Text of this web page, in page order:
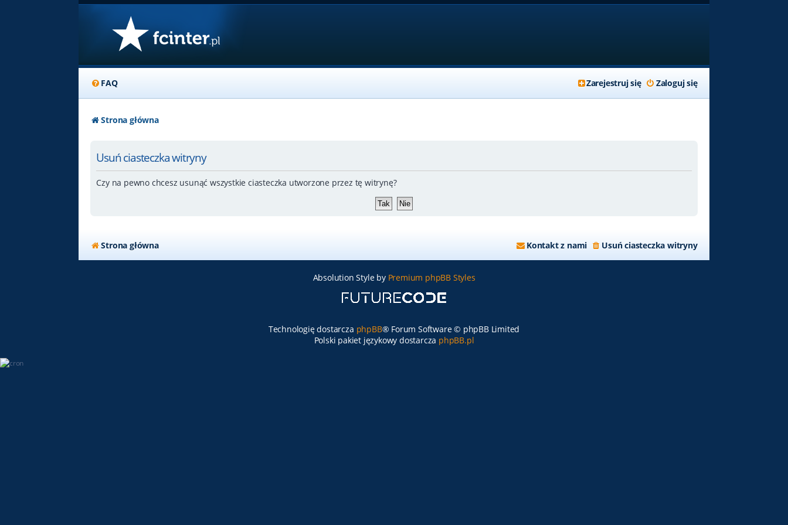
FAQ Zaloguj się
Zarejestruj się
Strona główna
Usuń ciasteczka witryny
Czy na pewno chcesz usunąć wszystkie ciasteczka utworzone przez tę witrynę?
Strona główna Usuń ciasteczka witryny
Kontakt z nami
Absolution Style by Premium phpBB Styles
Technologię dostarcza phpBB® Forum Software © phpBB Limited
Polski pakiet językowy dostarcza phpBB.pl